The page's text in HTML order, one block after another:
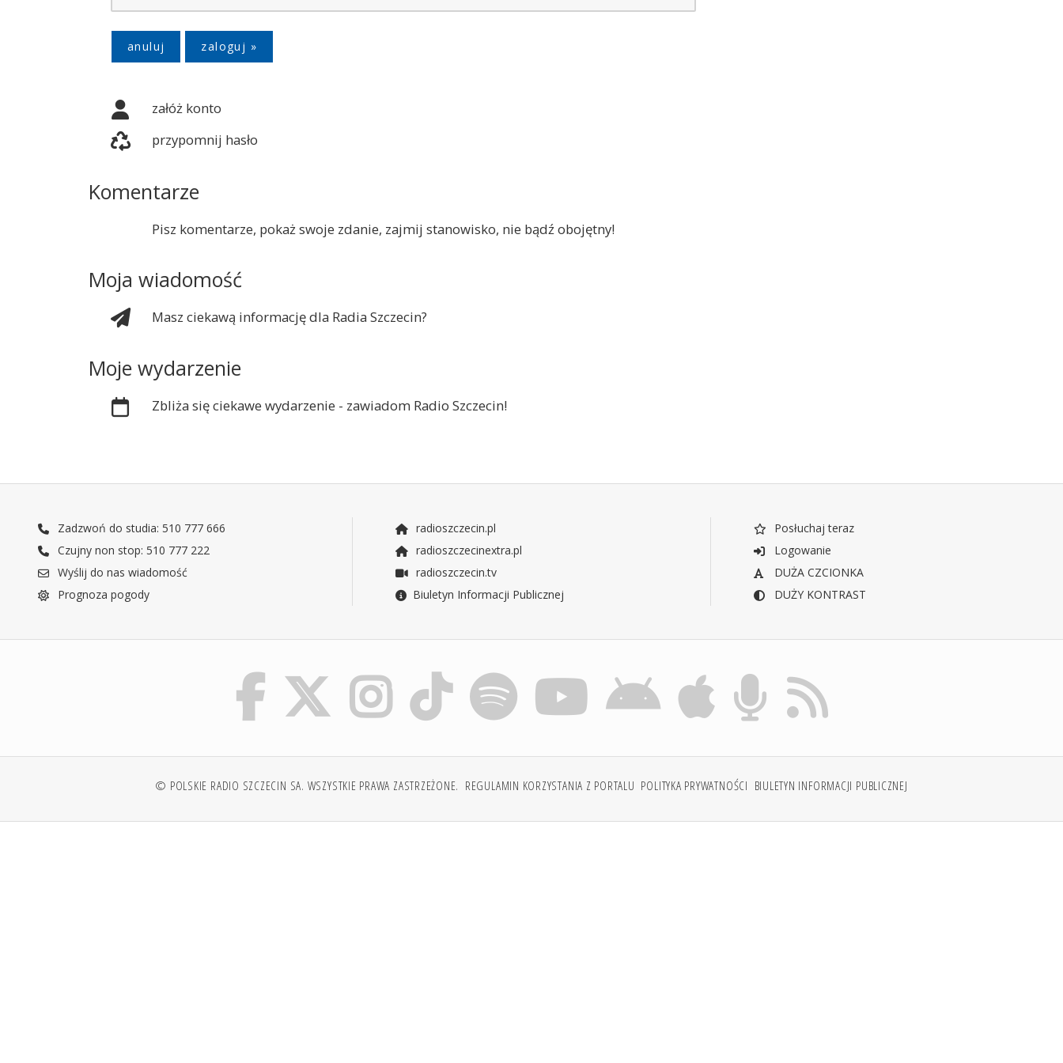
anuluj
załóż konto
przypomnij hasło
Komentarze
Pisz komentarze, pokaż swoje zdanie, zajmij stanowisko, nie bądź obojętny!
Moja wiadomość
Masz ciekawą informację dla Radia Szczecin?
Moje wydarzenie
Zbliża się ciekawe wydarzenie - zawiadom Radio Szczecin!
Zadzwoń do studia: 510 777 666
Czujny non stop: 510 777 222
Wyślij do nas wiadomość
Prognoza pogody
radioszczecin.pl
radioszczecinextra.pl
radioszczecin.tv
Biuletyn Informacji Publicznej
Posłuchaj teraz
Logowanie
DUŻA CZCIONKA
DUŻY KONTRAST
© POLSKIE RADIO SZCZECIN SA. WSZYSTKIE PRAWA ZASTRZEŻONE. REGULAMIN KORZYSTANIA Z PORTALU POLITYKA PRYWATNOŚCI BIULETYN INFORMACJI PUBLICZNEJ